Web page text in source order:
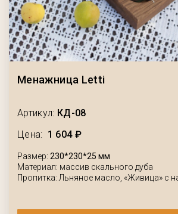
Менажница Letti
Артикул: КД-08
Цена: 1 604 ₽
Размер: 230*230*25 мм
Материал: массив скального дуба
Пропитка: Льняное масло, «Живица» с